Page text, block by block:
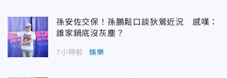
孫安佐交保！孫鵬鬆口談狄鶯近況 感嘆：
誰家鍋底沒灰塵？
7小時前 娛樂